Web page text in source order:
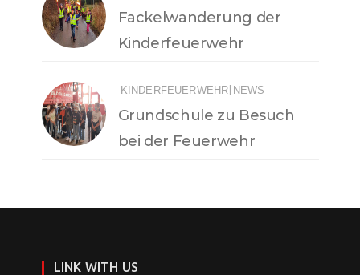
Fackelwanderung der
Kinderfeuerwehr
KINDERFEUERWEHR NEWS
Grundschule zu Besuch
bei der Feuerwehr
LINK WITH US